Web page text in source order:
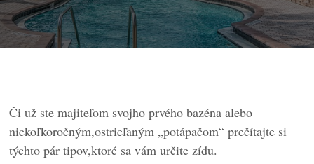
Či už ste majiteľom svojho prvého bazéna alebo
niekoľkoročným,ostrieľaným „potápačom“ prečítajte si
týchto pár tipov,ktoré sa vám určite zídu.